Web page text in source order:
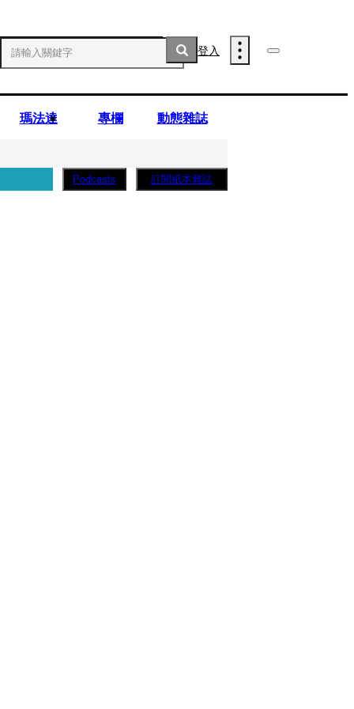
登入
瑪法達 專欄 動態雜誌
Podcasts 訂閱紙本雜誌